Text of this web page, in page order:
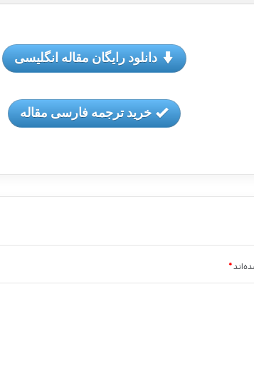
دانلود رایگان مقاله انگلیسی
خرید ترجمه فارسی مقاله
*